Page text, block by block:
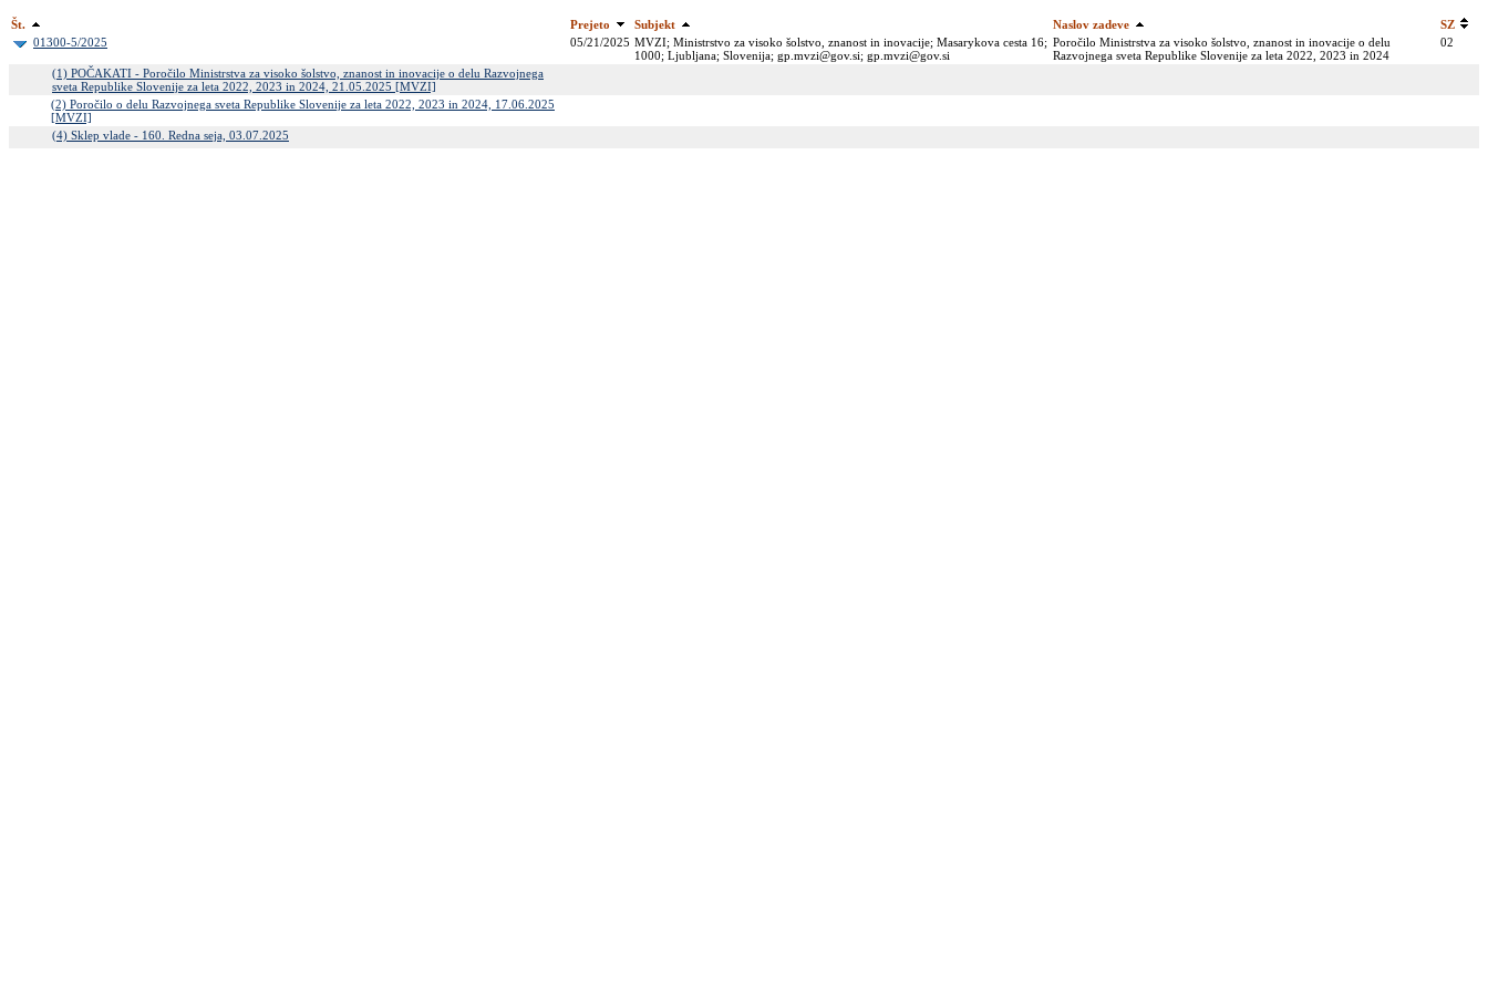
Št. Prejeto Subjekt Naslov zadeve
SZ
01300-5/2025
05/21/2025 MVZI; Ministrstvo za visoko šolstvo, znanost in inovacije; Masarykova cesta 16;
1000; Ljubljana; Slovenija; gp.mvzi@gov.si; gp.mvzi@gov.si
Poročilo Ministrstva za visoko šolstvo, znanost in inovacije o delu
Razvojnega sveta Republike Slovenije za leta 2022, 2023 in 2024
02
(1) POČAKATI - Poročilo Ministrstva za visoko šolstvo, znanost in inovacije o delu Razvojnega
sveta Republike Slovenije za leta 2022, 2023 in 2024, 21.05.2025 [MVZI]
(2) Poročilo o delu Razvojnega sveta Republike Slovenije za leta 2022, 2023 in 2024, 17.06.2025
[MVZI]
(4) Sklep vlade - 160. Redna seja, 03.07.2025